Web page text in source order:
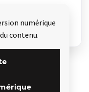
numérique
contenu.